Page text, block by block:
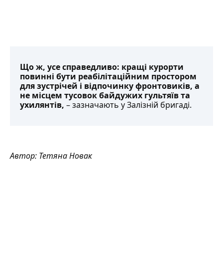
Що ж, усе справедливо: кращі курорти
повинні бути реабілітаційним простором
для зустрічей і відпочинку фронтовиків, а
не місцем тусовок байдужих гультяїв та
ухилянтів, –зазначають у Залізній бригаді.
Автор: Тетяна Новак